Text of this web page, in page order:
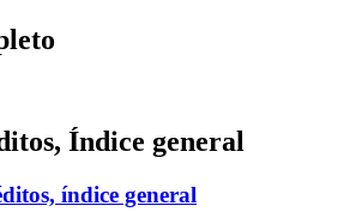
Índice general
índice general